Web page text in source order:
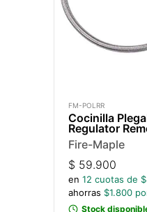
FM-POLRR
Cocinilla
Regulator
Fire-Maple
$ 59.900
en 12 cuotas de $
ahorras $1.800
Stock